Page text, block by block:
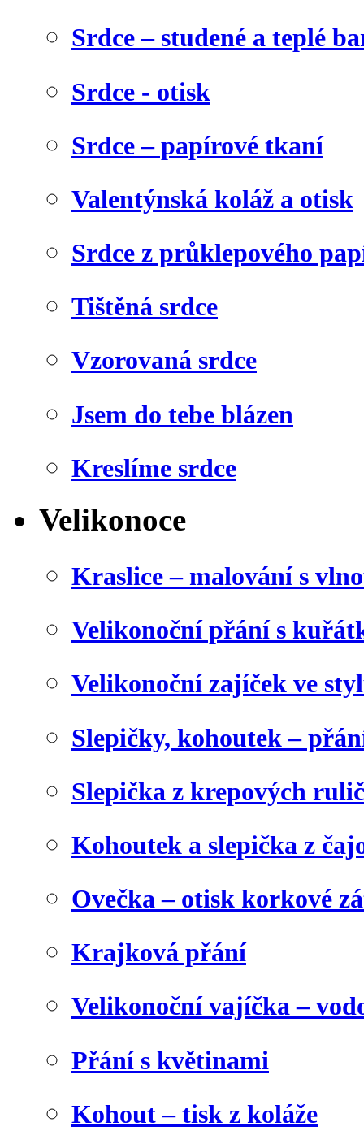
Srdce – studené a teplé
Srdce - otisk
Srdce – papírové tkaní
Valentýnská koláž a otisk
Srdce z průklepového
Tištěná srdce
Vzorovaná srdce
Jsem do tebe blázen
Kreslíme srdce
Velikonoce
Kraslice – malování s
Velikonoční přání s
Velikonoční zajíček ve
Slepičky, kohoutek –
Slepička z krepových
Kohoutek a slepička z
Ovečka – otisk korkové
Krajková přání
Velikonoční vajíčka –
Přání s květinami
Kohout – tisk z koláže